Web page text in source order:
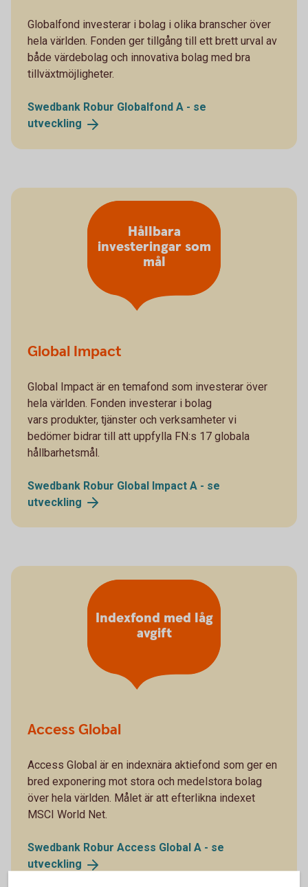
Globalfond investerar i bolag i olika branscher över
hela världen. Fonden ger tillgång till ett brett urval av
både värdebolag och innovativa bolag med bra
tillväxtmöjligheter.
Swedbank Robur Globalfond A - se
utveckling
Global Impact
Global Impact är en temafond som investerar över
hela världen. Fonden investerar i bolag
vars produkter, tjänster och verksamheter vi
bedömer bidrar till att uppfylla FN:s 17 globala
hållbarhetsmål.
Swedbank Robur Global Impact A - se
utveckling
Hållbara
investeringar som
mål
Access Global
Access Global är en indexnära aktiefond som ger en
bred exponering mot stora och medelstora bolag
över hela världen. Målet är att efterlikna indexet
MSCI World Net.
Swedbank Robur Access Global A - se
utveckling
Indexfond med låg
avgift